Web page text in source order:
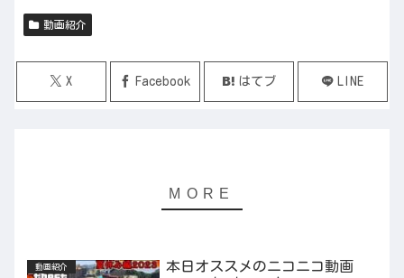
動画紹介
X Facebook はてブ LINE
動画紹介
本日オススメのニコニコ動画